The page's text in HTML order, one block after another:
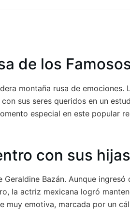
de los
montaña rusa de emociones.
sus seres queridos en un
especial en este popular
con sus hijas
Bazán. Aunque ingresó
la actriz mexicana logró
muy emotiva, marcada por un